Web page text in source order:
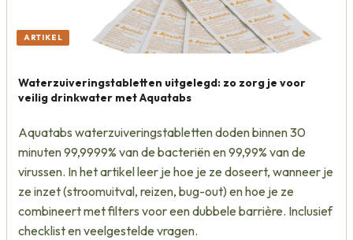
ARTIKEL
Waterzuiveringstabletten uitgelegd: zo zorg je voor
veilig drinkwater met Aquatabs
Aquatabs waterzuiveringstabletten doden binnen 30
minuten 99,9999% van de bacteriën en 99,99% van de
virussen. In het artikel leer je hoe je ze doseert, wanneer je
ze inzet (stroomuitval, reizen, bug-out) en hoe je ze
combineert met filters voor een dubbele barrière. Inclusief
checklist en veelgestelde vragen.